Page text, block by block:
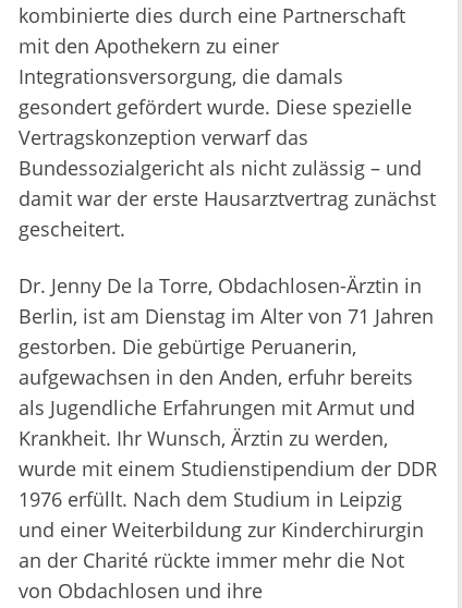
kombinierte dies durch eine Partnerschaft
mit den Apothekern zu einer
Integrationsversorgung, die damals
gesondert gefördert wurde. Diese spezielle
Vertragskonzeption verwarf das
Bundessozialgericht als nicht zulässig – und
damit war der erste Hausarztvertrag zunächst
gescheitert.
Dr. Jenny De la Torre, Obdachlosen-Ärztin in
Berlin, ist am Dienstag im Alter von 71 Jahren
gestorben. Die gebürtige Peruanerin,
aufgewachsen in den Anden, erfuhr bereits
als Jugendliche Erfahrungen mit Armut und
Krankheit. Ihr Wunsch, Ärztin zu werden,
wurde mit einem Studienstipendium der DDR
1976 erfüllt. Nach dem Studium in Leipzig
und einer Weiterbildung zur Kinderchirurgin
an der Charité rückte immer mehr die Not
von Obdachlosen und ihre